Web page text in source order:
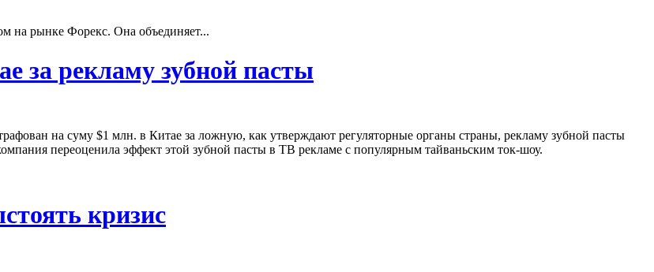
на рынке Форекс. Она объединяет...
за рекламу зубной пасты
на суму $1 млн. в Китае за ложную, как утверждают регуляторные органы страны, рекламу зубной пасты
переоценила эффект этой зубной пасты в ТВ рекламе с популярным тайваньским ток-шоу.
кризис